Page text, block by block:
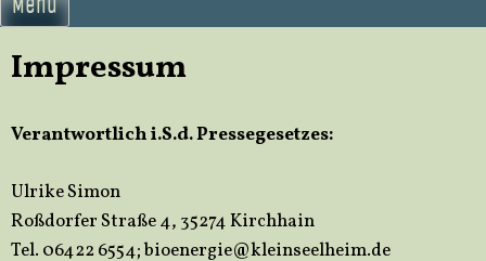
Menu
Impressum
Verantwortlich i.S.d. Pressegesetzes:
Ulrike Simon
Roßdorfer Straße 4, 35274 Kirchhain
Tel. 06422 6554;bioenergie@kleinseelheim.de